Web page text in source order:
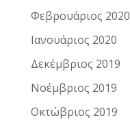
Φεβρουάριος 2020
Ιανουάριος 2020
Δεκέμβριος 2019
Νοέμβριος 2019
Οκτώβριος 2019